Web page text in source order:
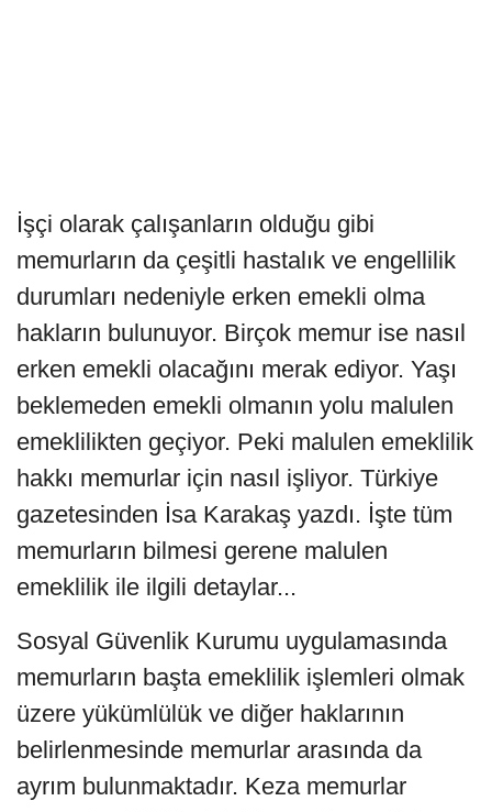
İşçi olarak çalışanların olduğu gibi
memurların da çeşitli hastalık ve engellilik
durumları nedeniyle erken emekli olma
hakların bulunuyor. Birçok memur ise nasıl
erken emekli olacağını merak ediyor. Yaşı
beklemeden emekli olmanın yolu malulen
emeklilikten geçiyor. Peki malulen emeklilik
hakkı memurlar için nasıl işliyor. Türkiye
gazetesinden İsa Karakaş yazdı. İşte tüm
memurların bilmesi gerene malulen
emeklilik ile ilgili detaylar...
Sosyal Güvenlik Kurumu uygulamasında
memurların başta emeklilik işlemleri olmak
üzere yükümlülük ve diğer haklarının
belirlenmesinde memurlar arasında da
ayrım bulunmaktadır. Keza memurlar